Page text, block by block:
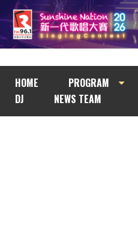
HOME PROGRAM
DJ
NEWS TEAM